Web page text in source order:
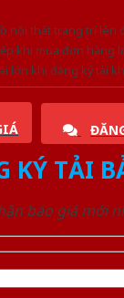
nội thất trang trí lên
khi mua đơn hàng
lớn khi đăng ký tài
KÝ TẢI
báo giá mới